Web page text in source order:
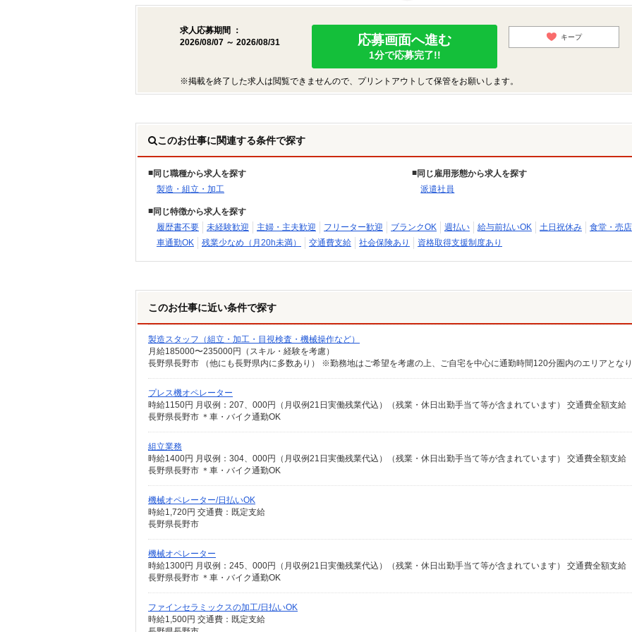
求人応募期間 ：
2026/08/07 ～ 2026/08/31
応募画面へ進む
1分で応募完了!!
キープ
※掲載を終了した求人は閲覧できませんので、プリントアウトして保管をお願いします。
このお仕事に関連する条件で探す
同じ職種から求人を探す
製造・組立・加工
同じ雇用形態から求人を探す
派遣社員
同じ特徴から求人を探す
履歴書不要
未経験歓迎 主婦・主夫歓迎 フリーター歓迎 ブランクOK 週払い 給与前払いOK 土日祝休み
食堂・売
車通勤OK
残業少なめ（月20h未満） 交通費支給 社会保険あり 資格取得支援制度あり
このお仕事に近い条件で探す
製造スタッフ（組立・加工・目視検査・機械操作など）
月給185000〜235000円（スキル・経験を考慮）
プレス機オペレーター
時給1150円 月収例：207、000円（月収例21日実働残業代込）（残業・休日出勤手当て等が含まれています） 交通費全額支給
長野県長野市 ＊車・バイク通勤OK
組立業務
時給1400円 月収例：304、000円（月収例21日実働残業代込）（残業・休日出勤手当て等が含まれています） 交通費全額支給
長野県長野市 ＊車・バイク通勤OK
機械オペレーター/日払いOK
時給1,720円 交通費：既定支給
長野県長野市
機械オペレーター
時給1300円 月収例：245、000円（月収例21日実働残業代込）（残業・休日出勤手当て等が含まれています） 交通費全額支給
長野県長野市 ＊車・バイク通勤OK
ファインセラミックスの加工/日払いOK
時給1,500円 交通費：既定支給